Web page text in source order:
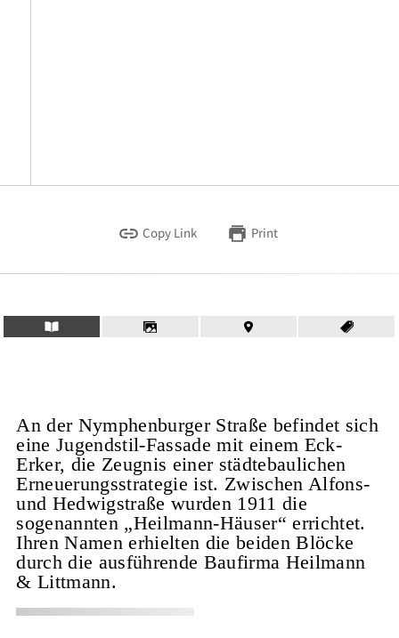
Copy Link Print
An der Nymphenburger Straße befindet sich
eine Jugendstil-Fassade mit einem Eck-
Erker, die Zeugnis einer städtebaulichen
Erneuerungsstrategie ist. Zwischen Alfons-
und Hedwigstraße wurden 1911 die
sogenannten „Heilmann-Häuser“ errichtet.
Ihren Namen erhielten die beiden Blöcke
durch die ausführende Baufirma Heilmann
& Littmann.